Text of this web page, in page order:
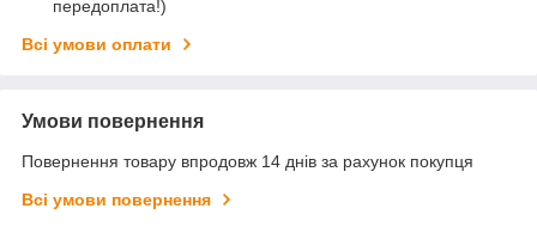
передоплата!)
Всі умови оплати
Умови повернення
Повернення товару впродовж 14 днів за рахунок покупця
Всі умови повернення